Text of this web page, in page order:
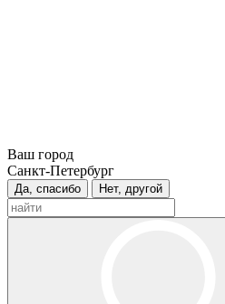
Ваш город
Санкт-Петербург
Да, спасибо Нет, другой